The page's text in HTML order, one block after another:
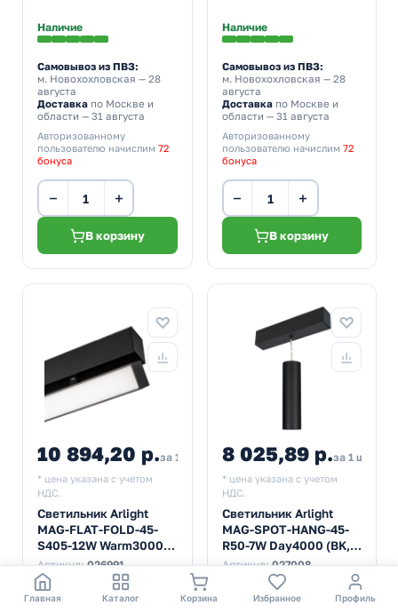
Наличие
Самовывоз из ПВЗ:
м. Новохохловская — 28
августа
Доставка по Москве и
области — 31 августа
Авторизованному
пользователю начислим 72
бонуса
− +
В корзину
Наличие
Самовывоз из ПВЗ:
м. Новохохловская — 28
августа
Доставкапо Москве и
области — 31 августа
Авторизованному
пользователю начислим 72
бонуса
− +
В корзину
10 894,20 р.за 1 шт
* цена указана с учетом
НДС.
Светильник Arlight
MAG-FLAT-FOLD-45-
S405-12W Warm3000
(BK, 100 deg, 24V)
Артикул:026991
8 025,89 р.за 1 шт
* цена указана с учетом
НДС.
Светильник Arlight
MAG-SPOT-HANG-45-
R50-7W Day4000 (BK,
24 deg, 24V)
Артикул:027008
Главная Каталог Корзина Избранное Профиль